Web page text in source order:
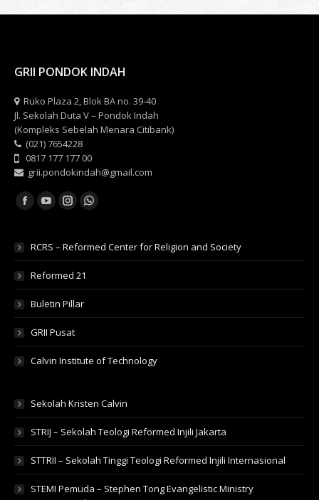
Facebook Twitter
WhatsApp
GRII PONDOK INDAH
Ruko Plaza 2, Blok BA no. 39-40
Jl. Sekolah Duta V – Pondok Indah
(Kompleks Sebelah Menara Citibank)
(021) 7654228
0817 177 177 00
grii.pondokindah@gmail.com
Find us on:
FacebookYouTubeInstagramWhatsapp
RCRS – Reformed Center for Religion and Society
Reformed 21
Buletin Pillar
GRII Pusat
Calvin Institute of Technology
Sekolah Kristen Calvin
STRIJ – Sekolah Teologi Reformed Injili Jakarta
STTRII – Sekolah Tinggi Teologi Reformed Injili Internasional
STEMI Pemuda – Stephen Tong Evangelistic Ministry